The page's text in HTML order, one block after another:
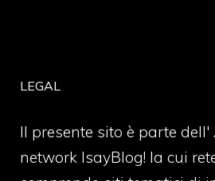
LEGAL
Il presente sito è parte dell'
network IsayBlog! la cui